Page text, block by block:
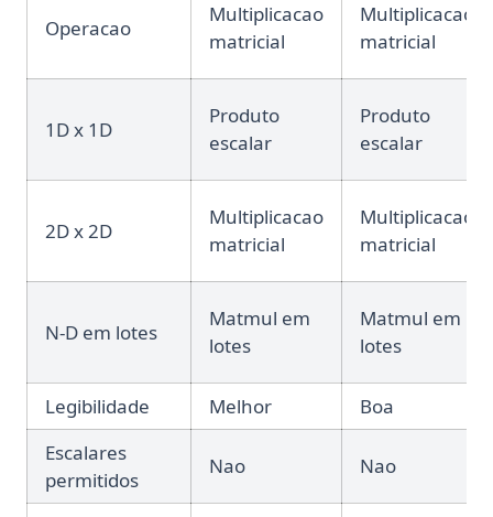
Operacao
Multiplicacao
matricial
Multiplicacao
matricial
1D x 1D
Produto
escalar
Produto
escalar
2D x 2D
Multiplicacao
matricial
Multiplicacao
matricial
N-D em lotes
Matmul em
lotes
Matmul em
lotes
Legibilidade Melhor
Boa
Escalares
permitidos
Nao Nao